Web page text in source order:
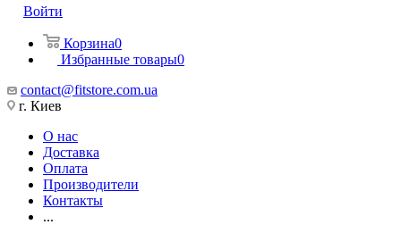
Войти
Корзина0
Избранные товары0
contact@fitstore.com.ua
г. Киев
О нас
Доставка
Оплата
Производители
Контакты
...